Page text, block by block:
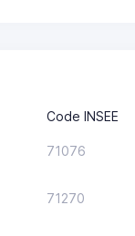
Code INSEE
71076
71270